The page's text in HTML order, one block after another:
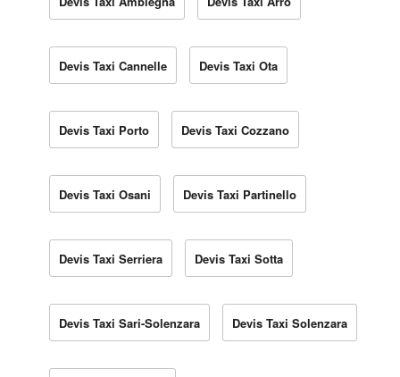
Devis Taxi Cannelle Devis Taxi Ota
Devis Taxi Porto Devis Taxi Cozzano
Devis Taxi Osani Devis Taxi Partinello
Devis Taxi Serriera Devis Taxi Sotta
Devis Taxi Sari-Solenzara Devis Taxi Solenzara